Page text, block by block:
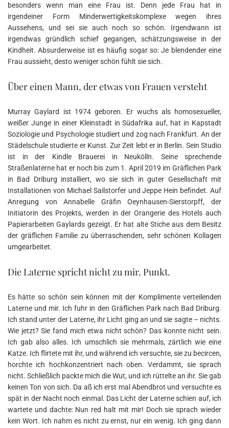
besonders wenn man eine Frau ist. Denn jede Frau hat in
irgendeiner Form Minderwertigkeitskomplexe wegen ihres
Aussehens, und sei sie auch noch so schön. Irgendwann ist
irgendwas gründlich schief gegangen, schätzungsweise in der
Kindheit. Absurderweise ist es häufig sogar so: Je blendender eine
Frau aussieht, desto weniger schön fühlt sie sich.
Über einen Mann, der etwas von Frauen versteht
Murray Gaylard ist 1974 geboren. Er wuchs als homosexueller,
weißer Junge in einer Kleinstadt in Südafrika auf, hat in Kapstadt
Soziologie und Psychologie studiert und zog nach Frankfurt. An der
Städelschule studierte er Kunst. Zur Zeit lebt er in Berlin. Sein Studio
ist in der Kindle Brauerei in Neukölln. Seine sprechende
Straßenlaterne hat er noch bis zum 1. April 2019 im Gräflichen Park
in Bad Driburg installiert, wo sie sich in guter Gesellschaft mit
Installationen von Michael Sailstorfer und Jeppe Hein befindet. Auf
Anregung von Annabelle Gräfin Oeynhausen-Sierstorpff, der
Initiatorin des Projekts, werden in der Orangerie des Hotels auch
Papierarbeiten Gaylards gezeigt. Er hat alte Stiche aus dem Besitz
der gräflichen Familie zu überraschenden, sehr schönen Kollagen
umgearbeitet.
Die Laterne spricht nicht zu mir. Punkt.
Es hätte so schön sein können mit der Komplimente verteilenden
Laterne und mir. Ich fuhr in den Gräflichen Park nach Bad Driburg.
Ich stand unter der Laterne, ihr Licht ging an und sie sagte – nichts.
Wie jetzt? Sie fand mich etwa nicht schön? Das konnte nicht sein.
Ich gab also alles. Ich umschlich sie mehrmals, zärtlich wie eine
Katze. Ich flirtete mit ihr, und während ich versuchte, sie zu becircen,
horchte ich hochkonzentriert nach oben. Verdammt, sie sprach
nicht. Schließlich packte mich die Wut, und ich rüttelte an ihr. Sie gab
keinen Ton von sich. Da aß ich erst mal Abendbrot und versuchte es
spät in der Nacht noch einmal. Das Licht der Laterne schien auf, ich
wartete und dachte: Nun red halt mit mir! Doch sie sprach wieder
kein Wort. Ich nahm es nicht zu ernst, nur ein wenig. Ich ging dann